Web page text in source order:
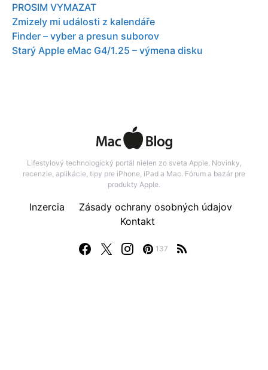
PROSIM VYMAZAT
Zmizely mi události z kalendáře
Finder – vyber a presun suborov
Starý Apple eMac G4/1.25 – výmena disku
Lifestylový technologický portál nielen zo sveta Apple. Novinky,
recenzie, aplikácie, tipy pre iPhone, iPad a Mac. Fórum a bazár pre
produkty Apple.
137
Inzercia
Zásady ochrany osobných údajov
Kontakt